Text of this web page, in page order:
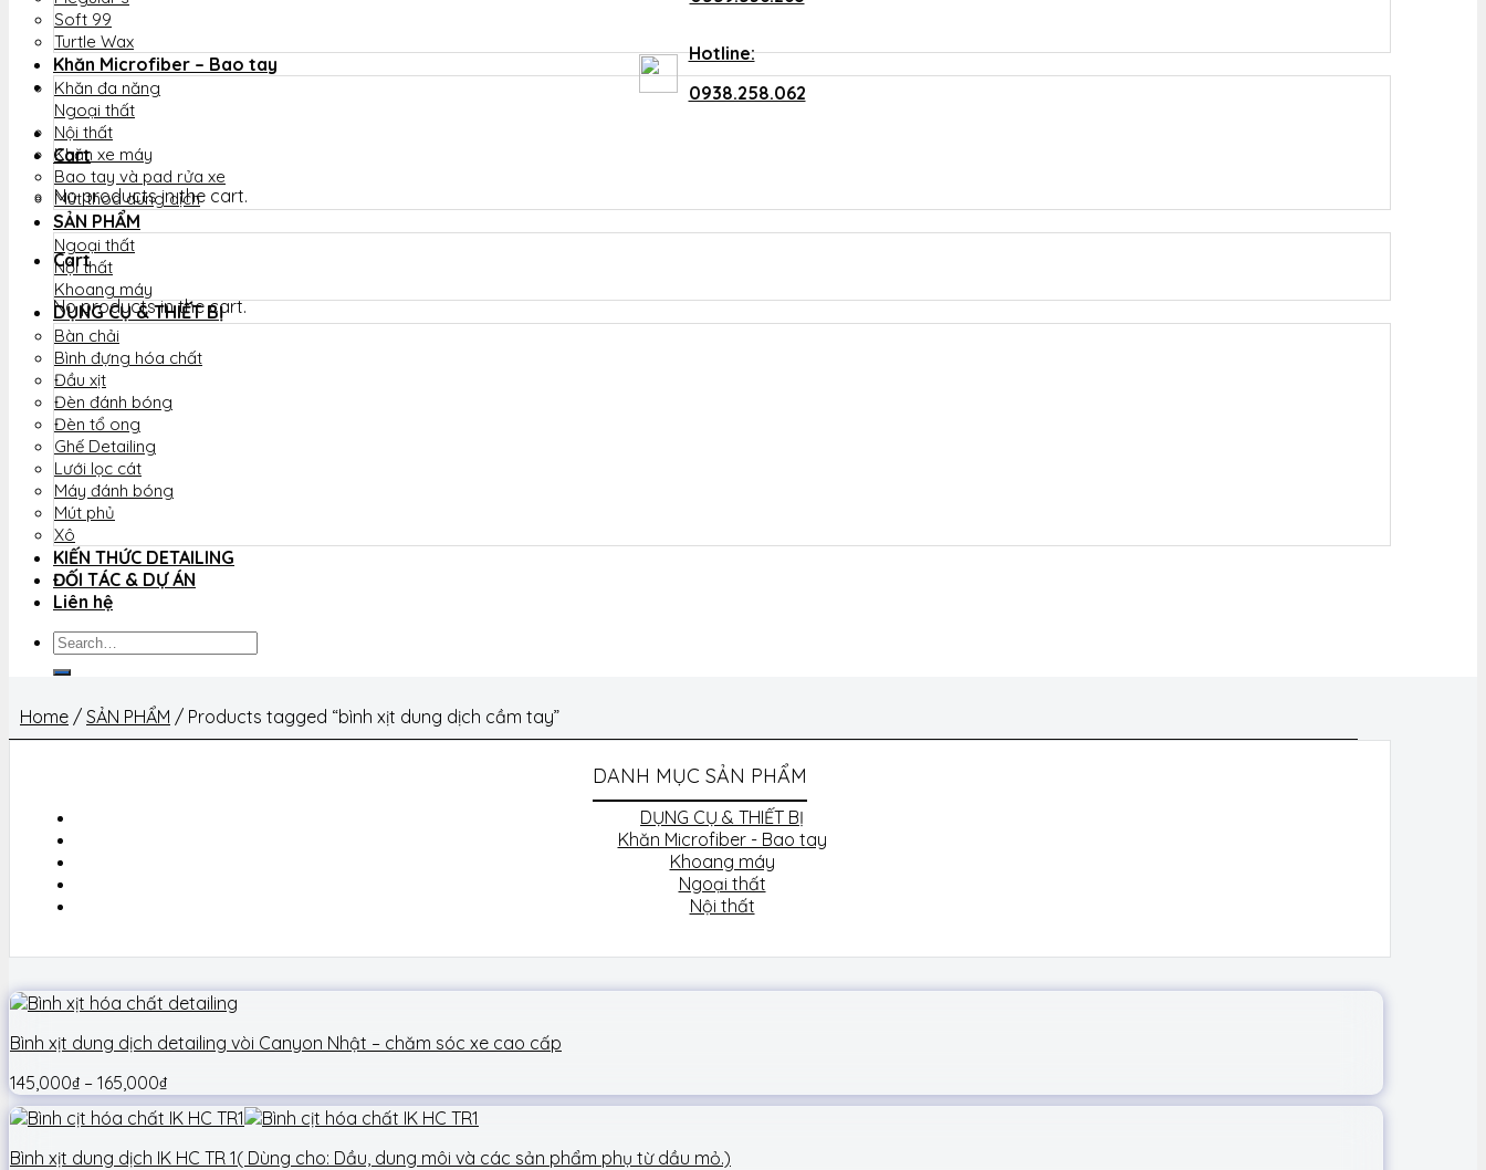
Hotline:
0938.258.062
Cart
No products in the cart.
Cart
No products in the cart.
Soft 99
Turtle Wax
Khăn Microfiber – Bao tay
Khăn đa năng
Ngoại thất
Nội thất
Khăn xe máy
Bao tay và pad rửa xe
Mút thoa dung dịch
SẢN PHẨM
Ngoại thất
Nội thất
Khoang máy
DỤNG CỤ & THIẾT BỊ
Bàn chải
Bình đựng hóa chất
Đầu xịt
Đèn đánh bóng
Đèn tổ ong
Ghế Detailing
Lưới lọc cát
Máy đánh bóng
Mút phủ
Xô
KIẾN THỨC DETAILING
ĐỐI TÁC & DỰ ÁN
Liên hệ
Search
Home / SẢN PHẨM / Products tagged “bình xịt dung dịch cầm tay”
DANH MỤC SẢN PHẨM
DỤNG CỤ & THIẾT BỊ
Khăn Microfiber - Bao tay
Khoang máy
Ngoại thất
Nội thất
Bình xịt dung dịch detailing vòi Canyon Nhật – chăm sóc xe cao cấp
145,000₫ – 165,000₫
Bình xịt dung dịch IK HC TR 1( Dùng cho: Dầu, dung môi và các sản phẩm phụ từ dầu mỏ.)